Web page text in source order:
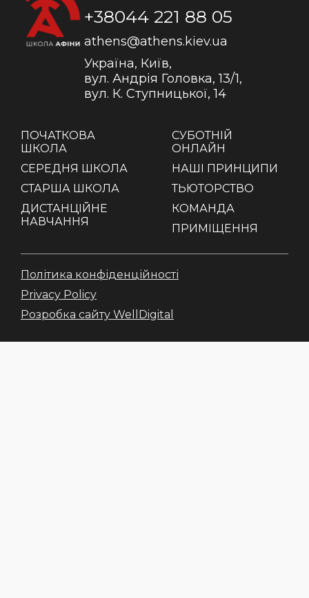
ПОЧАТКОВА
ШКОЛА
СЕРЕДНЯ ШКОЛА
СТАРША ШКОЛА
ДИСТАНЦІЙНЕ
НАВЧАННЯ
СУБОТНІЙ
ОНЛАЙН
НАШІ ПРИНЦИПИ
ТЬЮТОРСТВО
КОМАНДА
ПРИМІЩЕННЯ
+38044 221 88 05
athens@athens.kiev.ua
Україна, Київ,
вул. Андрія Головка, 13/1,
вул. К. Ступницької, 14
Політика конфіденційності
Privacy Policy
Розробка сайту WellDigital